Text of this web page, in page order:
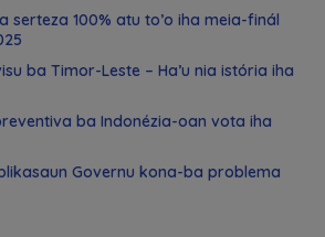
serteza 100% atu to’o iha meia-finál
ba Timor-Leste – Ha’u nia istória iha
ba Indonézia-oan vota iha
Governu kona-ba problema